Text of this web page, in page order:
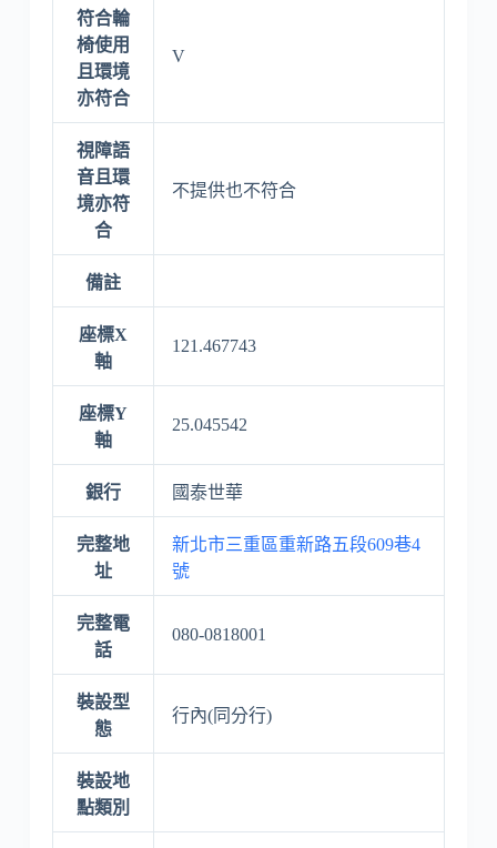
符合輪
椅使用
且環境
亦符合
V
視障語
音且環
境亦符
合
不提供也不符合
備註
座標X
軸
121.467743
座標Y
軸
25.045542
銀行 國泰世華
完整地
址
新北市三重區重新路五段609巷4
號
完整電
話
080-0818001
裝設型
態
行內(同分行)
裝設地
點類別